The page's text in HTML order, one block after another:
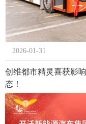
2026-01-31
创维都市精灵喜获影
态！